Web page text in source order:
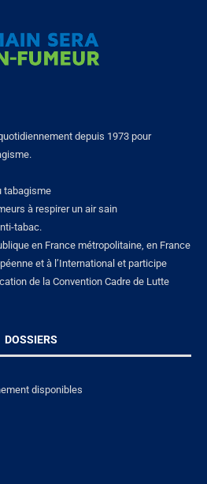
depuis 1973 pour
tabagisme
à respirer un air sain
tabac.
en France métropolitaine, en France
et à l’International et participe
de la Convention Cadre de Lutte
DOSSIERS
disponibles